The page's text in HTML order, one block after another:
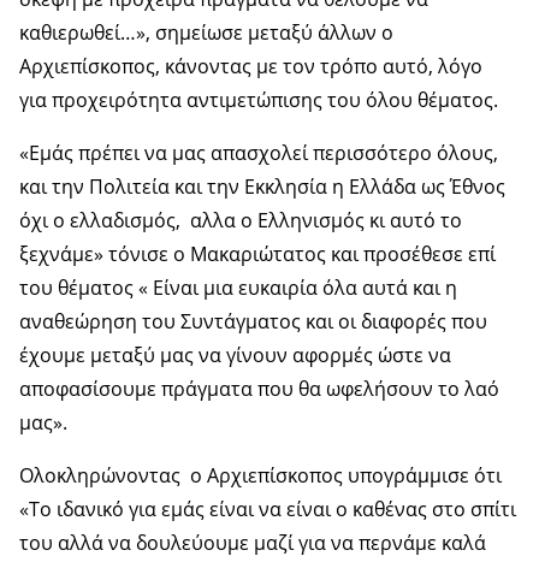
καθιερωθεί…», σημείωσε μεταξύ άλλων ο
Αρχιεπίσκοπος, κάνοντας με τον τρόπο αυτό, λόγο
για προχειρότητα αντιμετώπισης του όλου θέματος.
«Εμάς πρέπει να μας απασχολεί περισσότερο όλους,
και την Πολιτεία και την Εκκλησία η Ελλάδα ως Έθνος
όχι ο ελλαδισμός, αλλα ο Ελληνισμός κι αυτό το
ξεχνάμε» τόνισε ο Μακαριώτατος και προσέθεσε επί
του θέματος « Είναι μια ευκαιρία όλα αυτά και η
αναθεώρηση του Συντάγματος και οι διαφορές που
έχουμε μεταξύ μας να γίνουν αφορμές ώστε να
αποφασίσουμε πράγματα που θα ωφελήσουν το λαό
μας».
Ολοκληρώνοντας ο Αρχιεπίσκοπος υπογράμμισε ότι
«Το ιδανικό για εμάς είναι να είναι ο καθένας στο σπίτι
του αλλά να δουλεύουμε μαζί για να περνάμε καλά